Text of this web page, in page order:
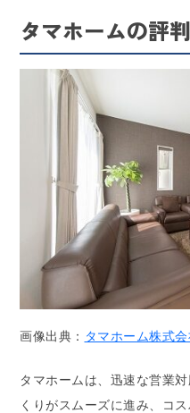
タマホームの評
画像出典： タマホーム株式会
タマホームは、迅速な営業
くりがスムーズに進み、コ